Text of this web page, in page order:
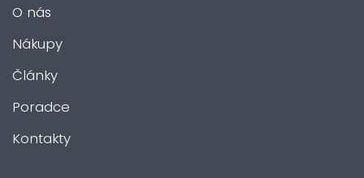
O nás
Nákupy
Články
Poradce
Kontakty